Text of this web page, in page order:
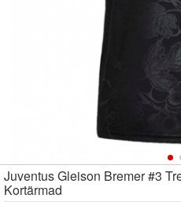
Juventus Gleison Bremer #3
Kortärmad